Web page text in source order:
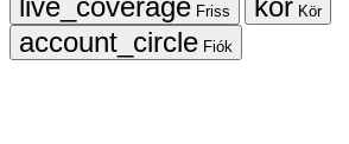
Friss
Kör
Fiók